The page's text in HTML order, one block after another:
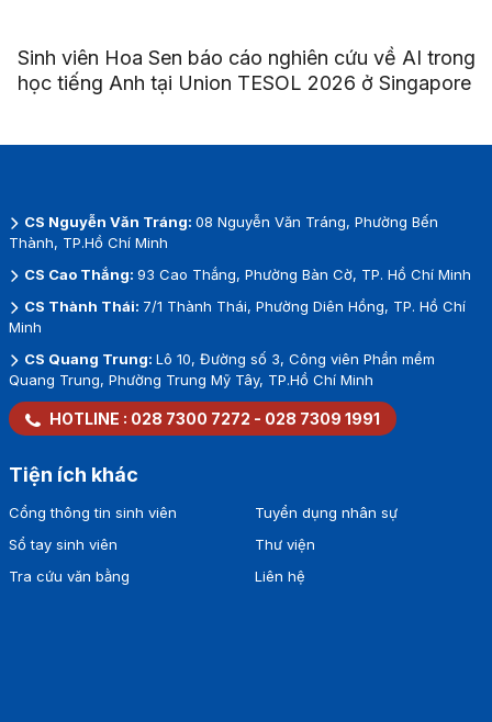
Sinh viên Hoa Sen báo cáo nghiên cứu về AI trong
học tiếng Anh tại Union TESOL 2026 ở Singapore
CS Nguyễn Văn Tráng: 08 Nguyễn Văn Tráng, Phường Bến
Thành, TP.Hồ Chí Minh
CS Cao Thắng: 93 Cao Thắng, Phường Bàn Cờ, TP. Hồ Chí Minh
CS Thành Thái: 7/1 Thành Thái, Phường Diên Hồng, TP. Hồ Chí
Minh
CS Quang Trung: Lô 10, Đường số 3, Công viên Phần mềm
Quang Trung, Phường Trung Mỹ Tây, TP.Hồ Chí Minh
HOTLINE : 028 7300 7272 - 028 7309 1991
Tiện ích khác
Cổng thông tin sinh viên
Sổ tay sinh viên
Tra cứu văn bằng
Tuyển dụng nhân sự
Thư viện
Liên hệ